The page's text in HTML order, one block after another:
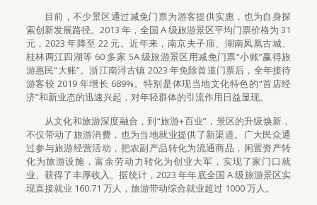
目前，不少景区通过减免门票为游客提供实惠，也为自身探
索创新发展路径。2013 年，全国 A 级旅游景区平均门票价格为 31
元，2023 年降至 22 元。近年来，南京夫子庙、湖南凤凰古城、
桂林两江四湖等 60 多家 5A 级旅游景区用减免门票“小账”赢得旅
游惠民“大账”。浙江南浔古镇 2023 年免除首道门票后，全年接待
游客较 2019 年增长 689%。特别是体现当地文化特色的“首店经
济”和新业态的迅速兴起，对年轻群体的引流作用日益显现。
从文化和旅游深度融合，到“旅游+百业”，景区的升级焕新，
不仅带动了旅游消费，也为当地就业提供了新渠道。广大民众通
过参与旅游经营活动，把农副产品转化为流通商品，闲置资产转
化为旅游设施，富余劳动力转化为创业大军，实现了家门口就
业、获得了丰厚收入。据统计，2023 年年底全国 A 级旅游景区实
现直接就业 160.71 万人，旅游带动综合就业超过 1000 万人。